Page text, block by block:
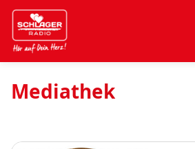
Mediathek